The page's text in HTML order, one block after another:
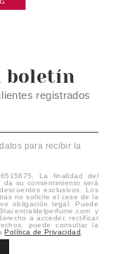
boletín
registrados
para recibir la
La finalidad del
su consentimiento será
exclusivos. Los
no solicite el cese de la
obligación legal. Puede
y
a acceder, rectificar
puede consultar la
Política de Privacidad.